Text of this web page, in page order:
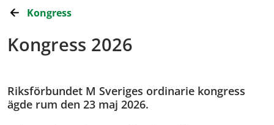
Kongress
Kongress 2026
Riksförbundet M Sveriges ordinarie kongress
ägde rum den 23 maj 2026.